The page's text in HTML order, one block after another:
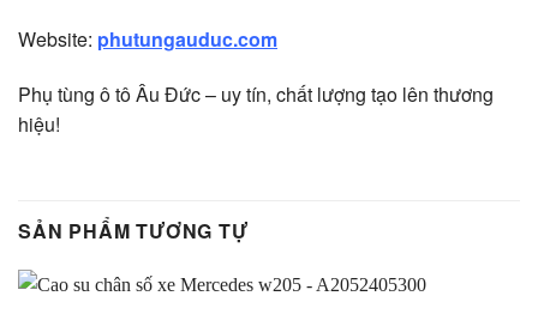
Website: phutungauduc.com
Phụ tùng ô tô Âu Đức – uy tín, chất lượng tạo lên thương
hiệu!
SẢN PHẨM TƯƠNG TỰ